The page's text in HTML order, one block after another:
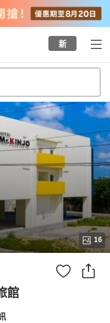
新
16
館